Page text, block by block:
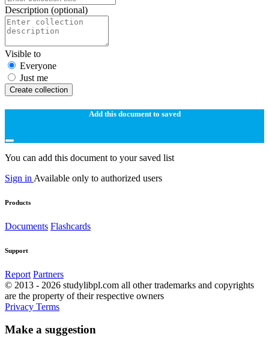
Description (optional)
Visible to
Everyone
Just me
Create collection
Add this document to saved
You can add this document to your saved list
Sign in Available only to authorized users
Products
Documents Flashcards
Support
Report Partners
© 2013 - 2026 studylibpl.com all other trademarks and copyrights
are the property of their respective owners
Privacy Terms
Make a suggestion